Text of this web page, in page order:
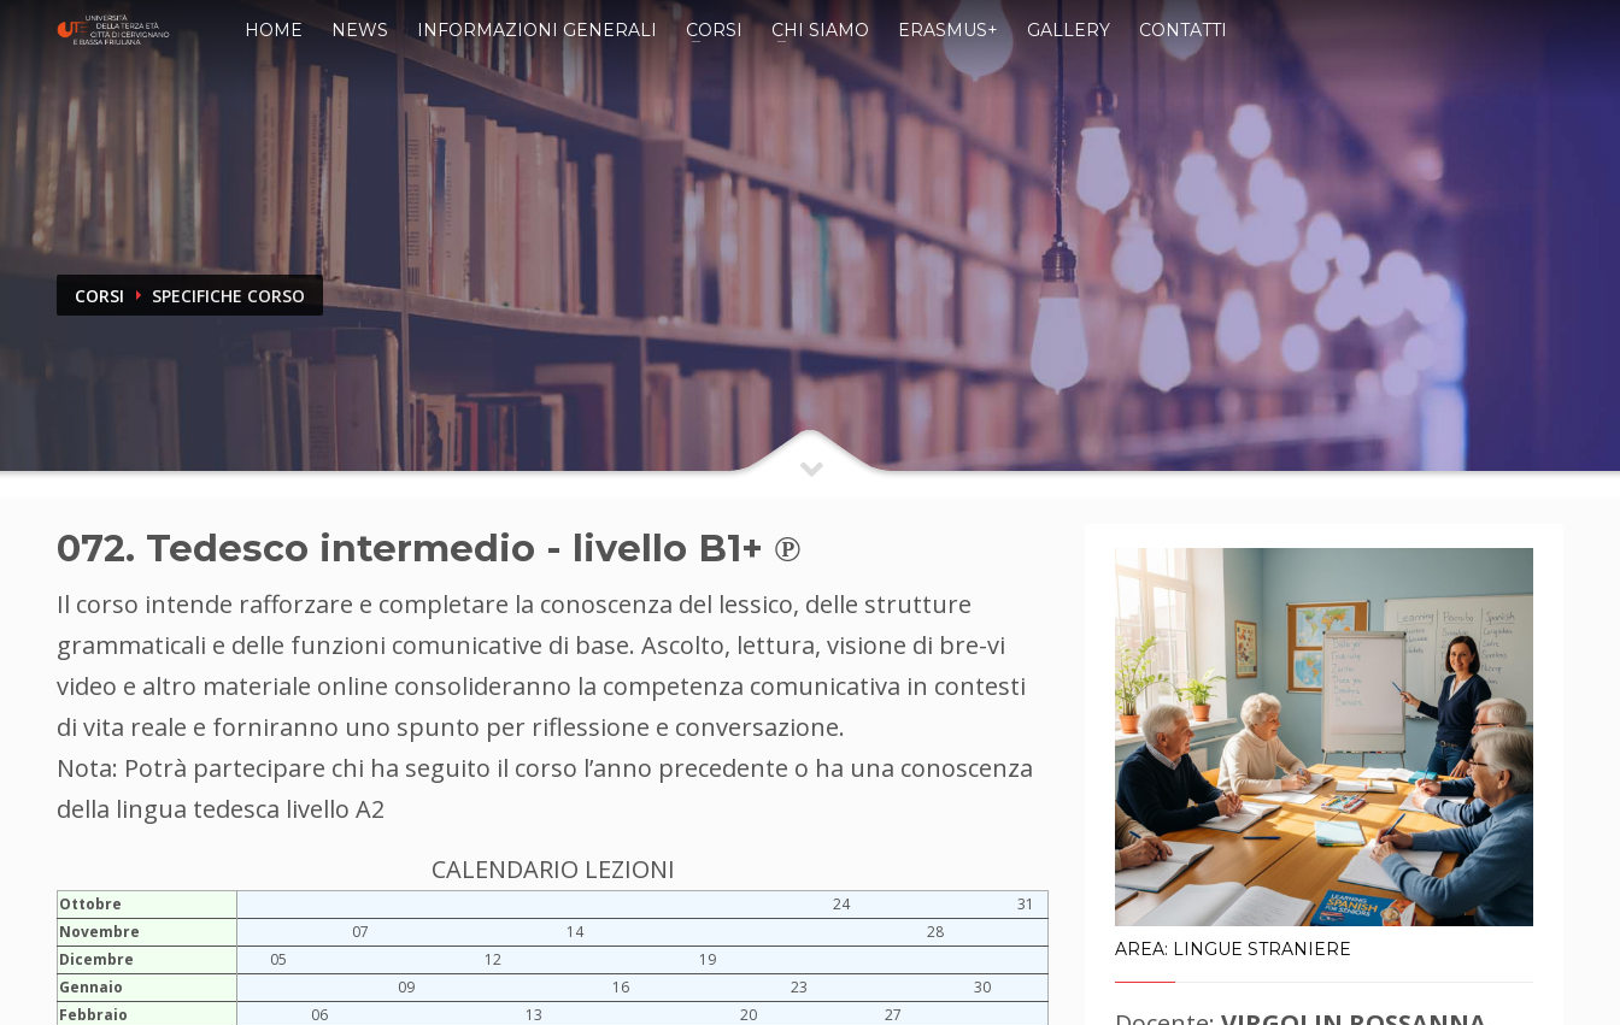
HOME NEWS INFORMAZIONI GENERALI CORSI CHI SIAMO ERASMUS+ GALLERY CONTATTI
CORSI SPECIFICHE CORSO
072. Tedesco intermedio - livello B1+ ℗
Il corso intende rafforzare e completare la conoscenza del lessico, delle strutture
grammaticali e delle funzioni comunicative di base. Ascolto, lettura, visione di bre-vi
video e altro materiale online consolideranno la competenza comunicativa in contesti
di vita reale e forniranno uno spunto per riflessione e conversazione.
Nota: Potrà partecipare chi ha seguito il corso l’anno precedente o ha una conoscenza
della lingua tedesca livello A2
CALENDARIO LEZIONI
Ottobre 24
31
Novembre
07 14
28
Dicembre
05 12
19
Gennaio
09 16 23
30
Febbraio
06 13 20
27
AREA: LINGUE STRANIERE